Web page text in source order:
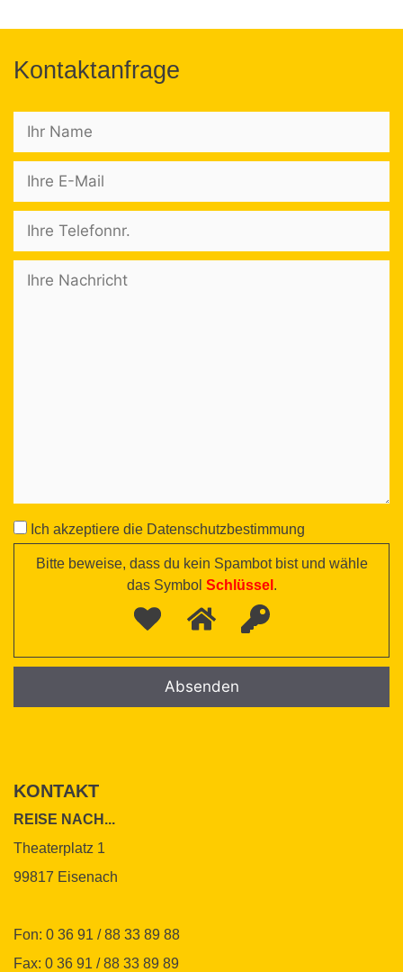
Kontaktanfrage
Ich akzeptiere die Datenschutzbestimmung
Bitte beweise, dass du kein Spambot bist und wähle
das Symbol Schlüssel .
Feld
leer.
Feld
leer.
KONTAKT
REISE NACH...
Theaterplatz 1
99817 Eisenach
Fon: 0 36 91 / 88 33 89 88
Fax: 0 36 91 / 88 33 89 89